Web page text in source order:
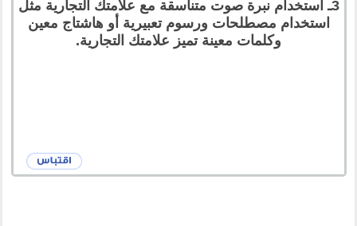
3ـ استخدام نبرة صوت متناسقة مع علامتك التجارية مثل
استخدام مصطلحات ورسوم تعبيرية أو هاشتاج معين
وكلمات معينة تميز علامتك التجارية.